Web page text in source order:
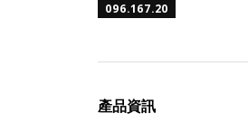
096.167.20
產品資訊